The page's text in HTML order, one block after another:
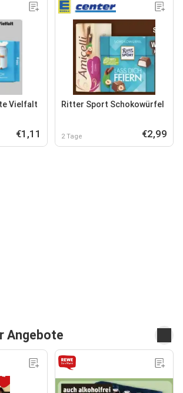
Vielfalt
€1,11
Ritter Sport Schokowürfel
2 Tage €2,99
Angebote